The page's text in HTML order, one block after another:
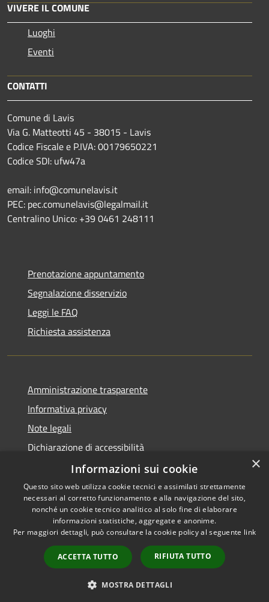
VIVERE IL COMUNE
Luoghi
Eventi
CONTATTI
Comune di Lavis
Via G. Matteotti 45 - 38015 - Lavis
Codice Fiscale e P.IVA: 00179650221
Codice SDI: ufw47a
email: info@comunelavis.it
PEC: pec.comunelavis@legalmail.it
Centralino Unico: +39 0461 248111
Prenotazione appuntamento
Segnalazione disservizio
Leggi le FAQ
Richiesta assistenza
Amministrazione trasparente
Informativa privacy
Note legali
Dichiarazione di accessibilità
Informative Privacy
RSS
Accessibilità
Copyright © 2026 • Comune di
Municipium•
Accesso
redazione
×
Informazioni sui cookie
Questo sito web utilizza cookie tecnici e assimilati strettamente
necessari al corretto funzionamento e alla navigazione del sito,
nonché un cookie tecnico analitico al solo fine di elaborare
informazioni statistiche, aggregate e anonime.
Per maggiori dettagli, può consultare la cookie policy al seguente link
ACCETTA TUTTO RIFIUTA TUTTO
MOSTRA DETTAGLI